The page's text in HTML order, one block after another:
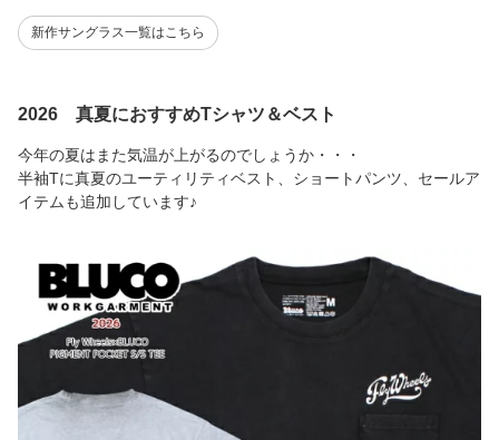
新作サングラス一覧はこちら
2026 真夏におすすめTシャツ＆ベスト
今年の夏はまた気温が上がるのでしょうか・・・
半袖Tに真夏のユーティリティベスト、ショートパンツ、セールア
イテムも追加しています♪